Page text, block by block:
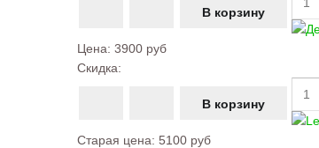
Цена: 3900 руб
Скидка:
Старая цена: 5100 руб